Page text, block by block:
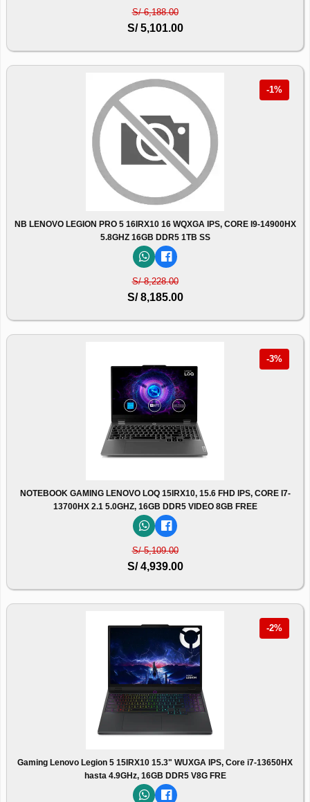
S/ 6,188.00
S/ 5,101.00
-1%
NB LENOVO LEGION PRO 5 16IRX10 16 WQXGA IPS, CORE I9-14900HX
5.8GHZ 16GB DDR5 1TB SS
S/ 8,228.00
S/ 8,185.00
-3%
NOTEBOOK GAMING LENOVO LOQ 15IRX10, 15.6 FHD IPS, CORE I7-
13700HX 2.1 5.0GHZ, 16GB DDR5 VIDEO 8GB FREE
S/ 5,109.00
S/ 4,939.00
-2%
Gaming Lenovo Legion 5 15IRX10 15.3" WUXGA IPS, Core i7-13650HX
hasta 4.9GHz, 16GB DDR5 V8G FRE